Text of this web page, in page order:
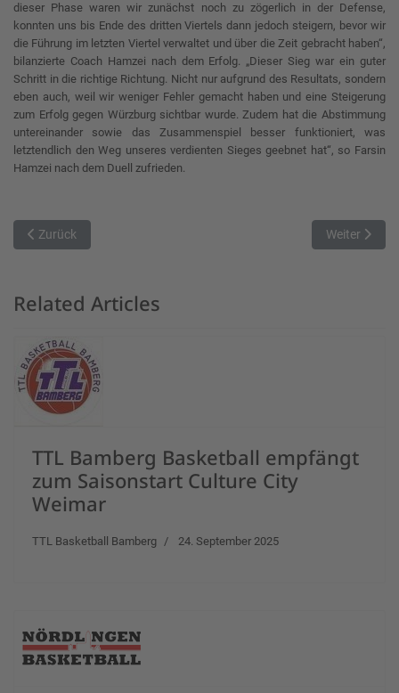
dieser Phase waren wir zunächst noch zu zögerlich in der Defense,
konnten uns bis Ende des dritten Viertels dann jedoch steigern, bevor wir
die Führung im letzten Viertel verwaltet und über die Zeit gebracht haben“,
bilanzierte Coach Hamzei nach dem Erfolg. „Dieser Sieg war ein guter
Schritt in die richtige Richtung. Nicht nur aufgrund des Resultats, sondern
eben auch, weil wir weniger Fehler gemacht haben und eine Steigerung
zum Erfolg gegen Würzburg sichtbar wurde. Zudem hat die Abstimmung
untereinander sowie das Zusammenspiel besser funktioniert, was
letztendlich den Weg unseres verdienten Sieges geebnet hat“, so Farsin
Hamzei nach dem Duell zufrieden.
Vorheriger Beitrag: Erster Sieg für die Onlineprinters im
Zurück Nächster
Weiter
Related Articles
TTL Bamberg Basketball empfängt
zum Saisonstart Culture City
Weimar
TTL Basketball Bamberg 24. September 2025